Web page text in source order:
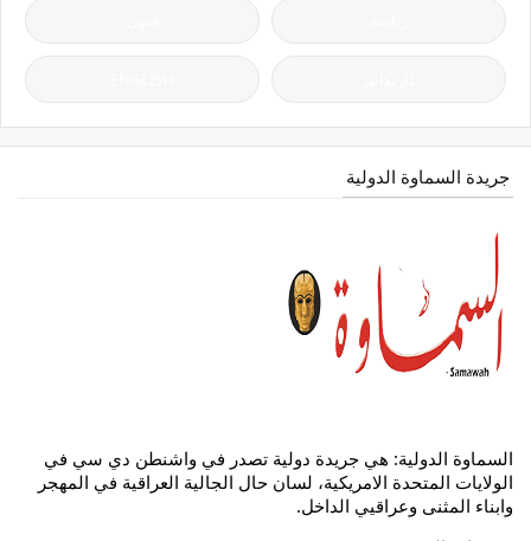
جريدة السماوة الدولية
السماوة الدولية: هي جريدة دولية تصدر في واشنطن دي سي في
الولايات المتحدة الامريكية، لسان حال الجالية العراقية في المهجر
وابناء المثنى وعراقيي الداخل.